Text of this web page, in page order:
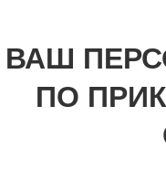
ВАШ
ПО